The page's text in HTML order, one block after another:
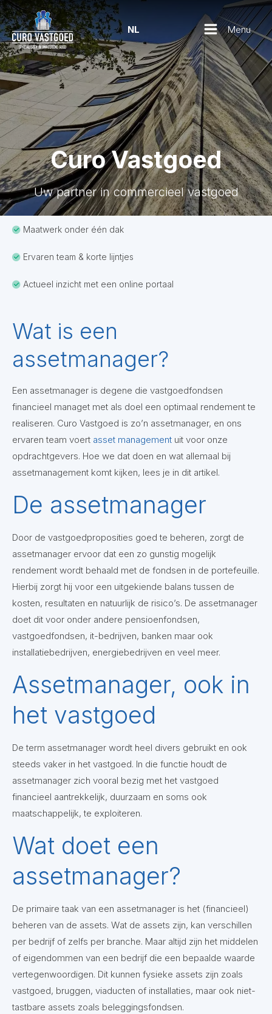
NL Menu
Curo Vastgoed
Uw partner in commercieel vastgoed
Maatwerk onder één dak
Ervaren team & korte lijntjes
Actueel inzicht met een online portaal
Wat is een
assetmanager?
Een assetmanager is degene die vastgoedfondsen
financieel managet met als doel een optimaal rendement te
realiseren. Curo Vastgoed is zo’n assetmanager, en ons
ervaren team voert asset management uit voor onze
opdrachtgevers. Hoe we dat doen en wat allemaal bij
assetmanagement komt kijken, lees je in dit artikel.
De assetmanager
Door de vastgoedproposities goed te beheren, zorgt de
assetmanager ervoor dat een zo gunstig mogelijk
rendement wordt behaald met de fondsen in de portefeuille.
Hierbij zorgt hij voor een uitgekiende balans tussen de
kosten, resultaten en natuurlijk de risico’s. De assetmanager
doet dit voor onder andere pensioenfondsen,
vastgoedfondsen, it-bedrijven, banken maar ook
installatiebedrijven, energiebedrijven en veel meer.
Assetmanager, ook in
het vastgoed
De term assetmanager wordt heel divers gebruikt en ook
steeds vaker in het vastgoed. In die functie houdt de
assetmanager zich vooral bezig met het vastgoed
financieel aantrekkelijk, duurzaam en soms ook
maatschappelijk, te exploiteren.
Wat doet een
assetmanager?
De primaire taak van een assetmanager is het (financieel)
beheren van de assets. Wat de assets zijn, kan verschillen
per bedrijf of zelfs per branche. Maar altijd zijn het middelen
of eigendommen van een bedrijf die een bepaalde waarde
vertegenwoordigen. Dit kunnen fysieke assets zijn zoals
vastgoed, bruggen, viaducten of installaties, maar ook niet-
tastbare assets zoals beleggingsfondsen.